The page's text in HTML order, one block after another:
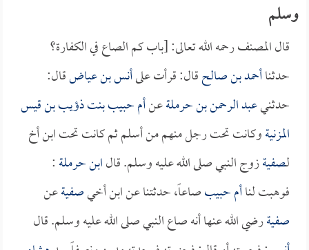
وسلم
قال المصنف رحمه الله تعالى: [باب كم الصاع في الكفارة؟
حدثناأحمد بن صالحقال: قرأت علىأنس بن عياضقال:
حدثنيعبد الرحمن بن حرملةعنأم حبيب بنت ذؤيب بن قيس
المزنيةوكانت تحت رجل منهم من أسلم ثم كانت تحت ابن أخ
لـصفيةزوج النبي صلى الله عليه وسلم. قالابن حرملة:
فوهبت لناأم حبيبصاعاً، حدثتنا عن ابن أخيصفيةعن
صفيةرضي الله عنها أنه صاع النبي صلى الله عليه وسلم. قال